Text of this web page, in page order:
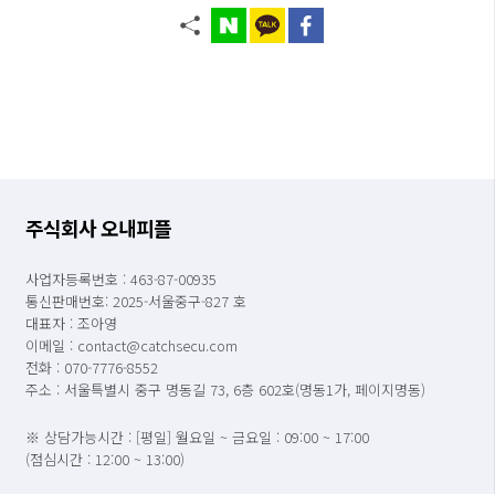
주식회사 오내피플
사업자등록번호 : 463-87-00935
통신판매번호: 2025-서울중구-827 호
대표자 : 조아영
이메일 : contact@catchsecu.com
전화 : 070-7776-8552
주소 : 서울특별시 중구 명동길 73, 6층 602호(명동1가, 페이지명동)
※ 상담가능시간 : [평일] 월요일 ~ 금요일 : 09:00 ~ 17:00
(점심시간 : 12:00 ~ 13:00)